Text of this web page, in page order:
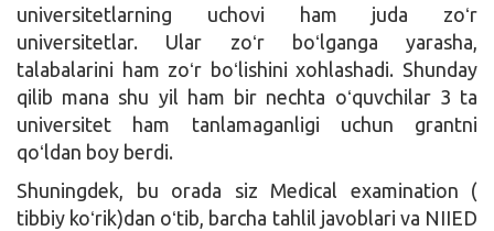
universitetlarning uchovi ham juda zoʻr
universitetlar. Ular zoʻr boʻlganga yarasha,
talabalarini ham zoʻr boʻlishini xohlashadi. Shunday
qilib mana shu yil ham bir nechta oʻquvchilar 3 ta
universitet ham tanlamaganligi uchun grantni
qoʻldan boy berdi.
Shuningdek, bu orada siz Medical examination (
tibbiy koʻrik)dan oʻtib, barcha tahlil javoblari va NIIED